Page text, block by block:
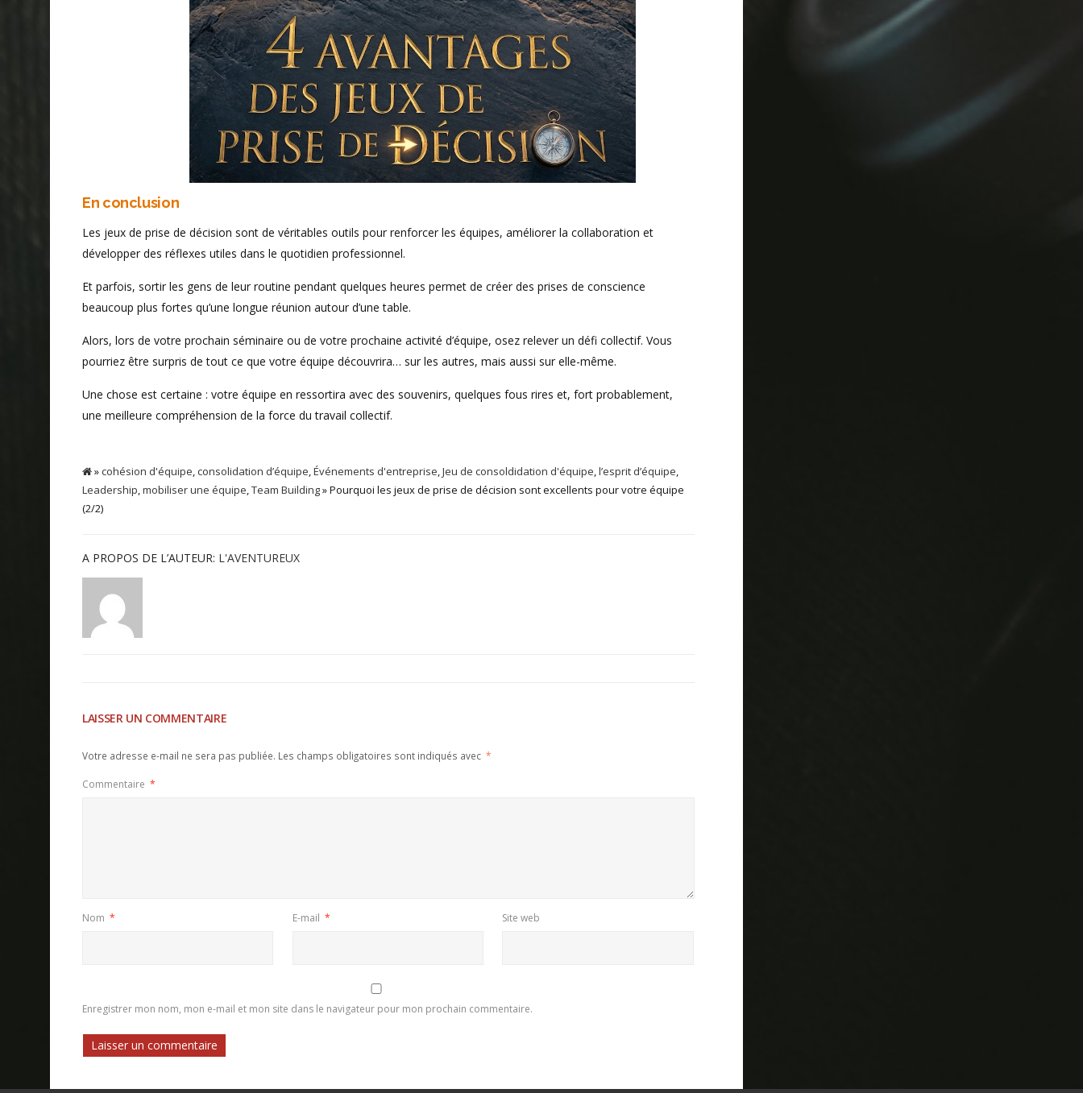
En conclusion
Les jeux de prise de décision sont de véritables outils pour renforcer les équipes, améliorer la collaboration et
développer des réflexes utiles dans le quotidien professionnel.
Et parfois, sortir les gens de leur routine pendant quelques heures permet de créer des prises de conscience
beaucoup plus fortes qu’une longue réunion autour d’une table.
Alors, lors de votre prochain séminaire ou de votre prochaine activité d’équipe, osez relever un défi collectif. Vous
pourriez être surpris de tout ce que votre équipe découvrira… sur les autres, mais aussi sur elle-même.
Une chose est certaine : votre équipe en ressortira avec des souvenirs, quelques fous rires et, fort probablement,
une meilleure compréhension de la force du travail collectif.
»cohésion d'équipe,consolidation d’équipe,Événements d'entreprise,Jeu de consoldidation d'équipe,l’esprit d’équipe,
Leadership,mobiliser une équipe,Team Building» Pourquoi les jeux de prise de décision sont excellents pour votre équipe
(2/2)
A PROPOS DE L’AUTEUR: L'AVENTUREUX
LAISSER UN COMMENTAIRE
Votre adresse e-mail ne sera pas publiée. Les champs obligatoires sont indiqués avec *
Commentaire *
Nom * E-mail * Site web
Enregistrer mon nom, mon e-mail et mon site dans le navigateur pour mon prochain commentaire.